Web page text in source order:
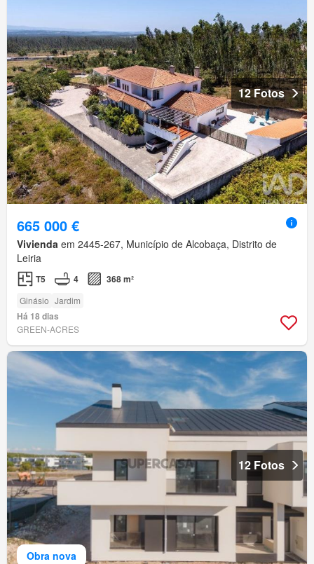
12 Fotos
665 000 €
Vivienda em 2445-267, Município de Alcobaça, Distrito de
Leiria
T5 4 368 m²
Ginásio Jardim
Há 18 dias
GREEN-ACRES
Obra nova
12 Fotos